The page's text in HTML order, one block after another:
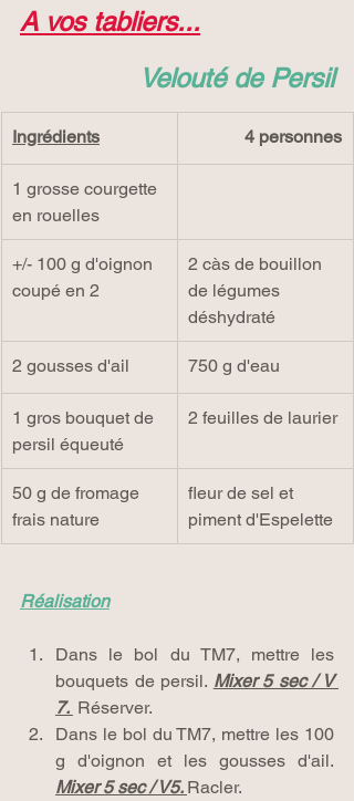
A vos tabliers...
Velouté de Persil
Ingrédients 4 personnes
1 grosse courgette
en rouelles
+/- 100 g d'oignon
coupé en 2
2 càs de bouillon
de légumes
déshydraté
2 gousses d'ail 750 g d'eau
1 gros bouquet de
persil équeuté
2 feuilles de laurier
50 g de fromage
frais nature
fleur de sel et
piment d'Espelette
Réalisation
Dans le bol du TM7, mettre les
bouquets de persil. Mixer 5 sec / V
7. Réserver.
Dans le bol du TM7, mettre les 100
Mixer 5 sec / V5. Racler.